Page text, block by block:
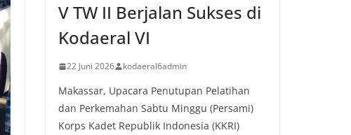
V TW II Berjalan Sukses di
Kodaeral VI
22 Juni 2026 kodaeral6admin
Makassar, Upacara Penutupan Pelatihan
dan Perkemahan Sabtu Minggu (Persami)
Korps Kadet Republik Indonesia (KKRI)